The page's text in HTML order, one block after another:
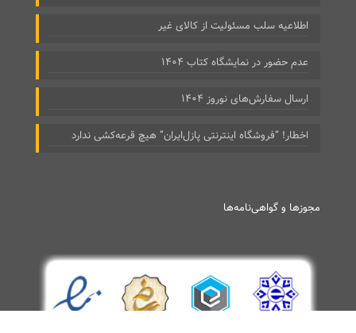
اطلاعیه سلب مسئولیت از کالای غیر
عدم حضور در نمایشگاه کتاب ۱۴۰۴
ارسال سفارش‌های نوروز ۱۴۰۴
اخطار! “فروشگاه اینترنتی پازل‌ایران” هیچ قرعه‌کشی ندارد
مجوزها و گواهی‌نامه‌ها